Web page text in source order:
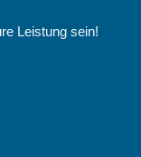
Leistung sein!